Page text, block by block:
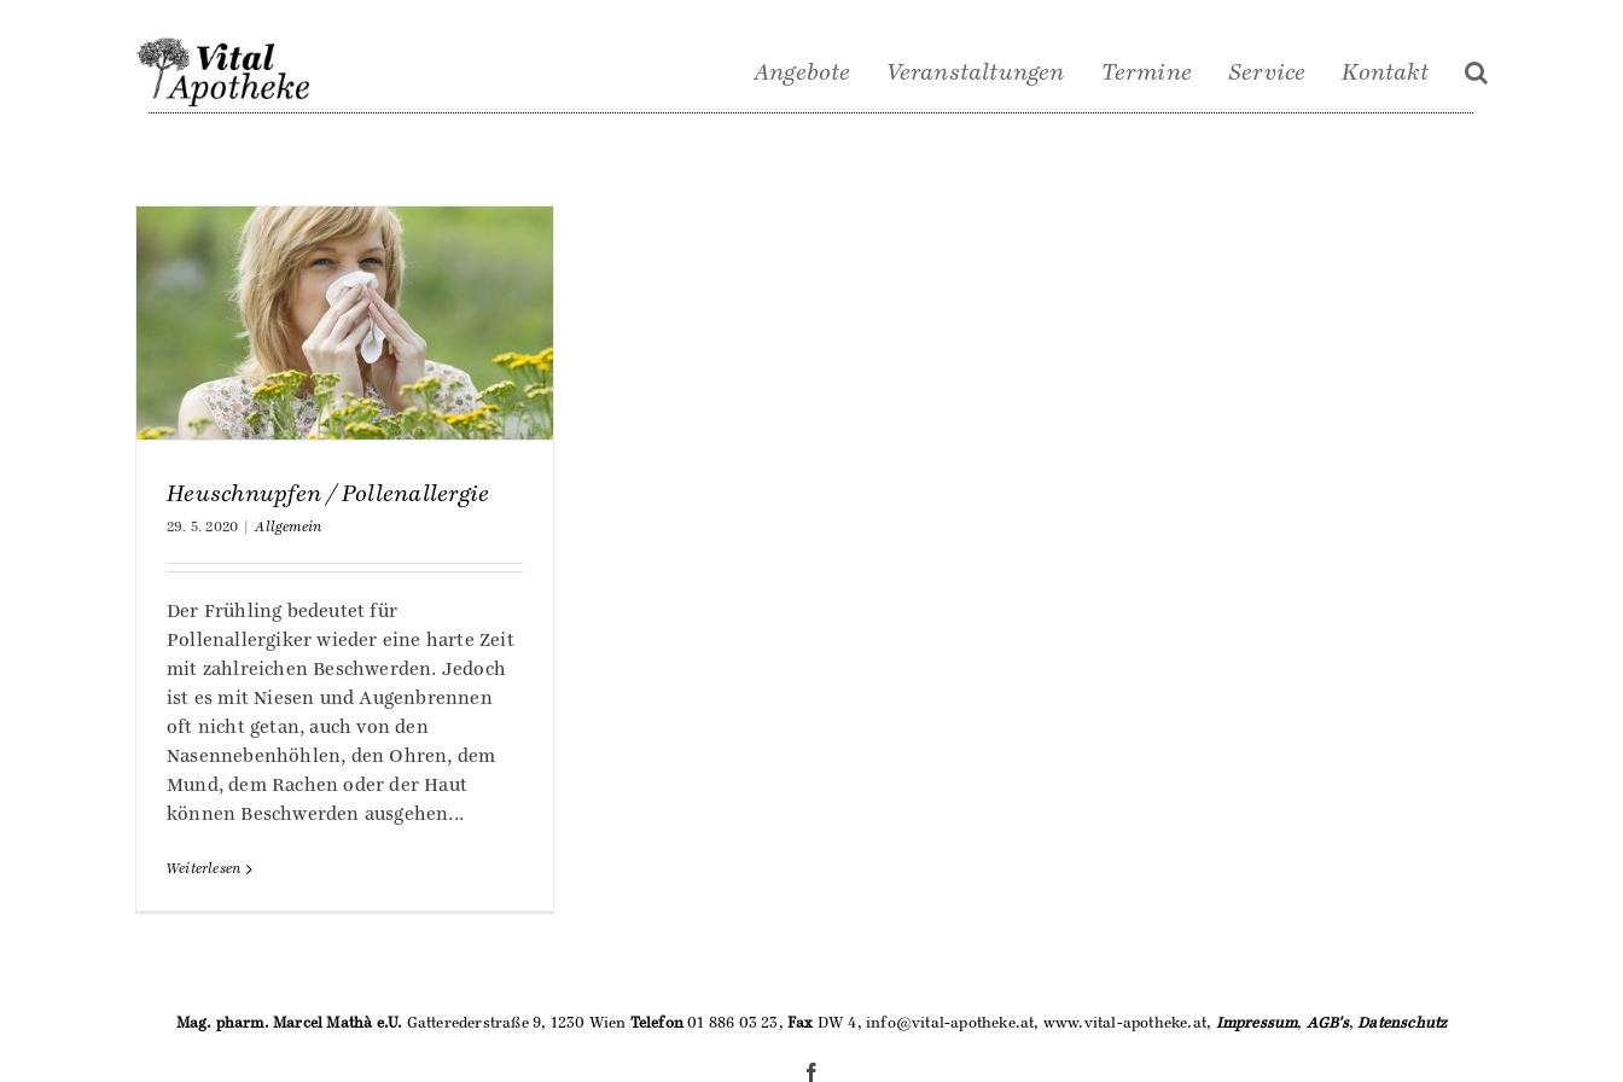
Angebote Veranstaltungen Termine Service Kontakt
Heuschnupfen / Pollenallergie
29. 5. 2020 Allgemein
Der Frühling bedeutet für
Pollenallergiker wieder eine harte Zeit
mit zahlreichen Beschwerden. Jedoch
ist es mit Niesen und Augenbrennen
oft nicht getan, auch von den
Nasennebenhöhlen, den Ohren, dem
Mund, dem Rachen oder der Haut
können Beschwerden ausgehen...
Weiterlesen
Mag. pharm. Marcel Mathà e.U. Gatterederstraße 9, 1230 Wien Telefon01 886 03 23,FaxDW 4, info@vital-apotheke.at, www.vital-apotheke.at, Impressum, AGB's,Datenschutz